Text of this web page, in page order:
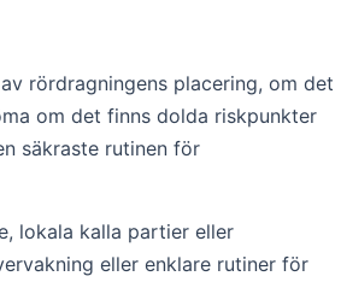
rördragningens placering, om det
om det finns dolda riskpunkter
säkraste rutinen för
lokala kalla partier eller
eller enklare rutiner för